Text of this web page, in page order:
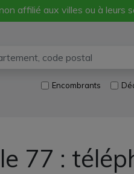
affilié aux villes ou à leurs
Encombrants
77 :